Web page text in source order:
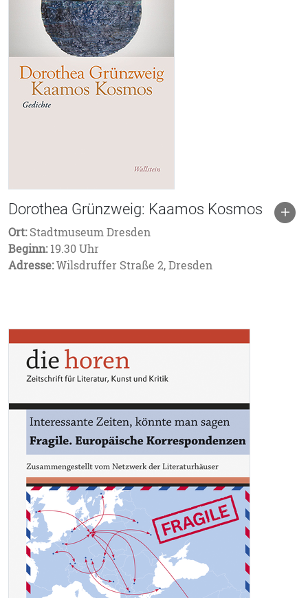
Dorothea Grünzweig: Kaamos Kosmos
Ort:Stadtmuseum Dresden
Beginn:19.30 Uhr
Adresse:Wilsdruffer Straße 2, Dresden